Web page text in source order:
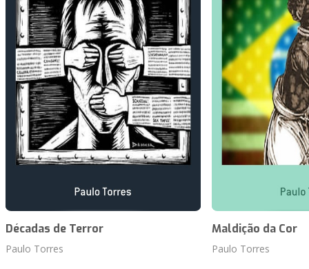
Décadas de Terror
Paulo Torres
Maldição da Cor
Paulo Torres